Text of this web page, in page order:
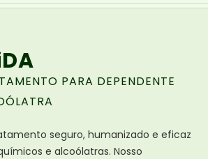
PARA DEPENDENTE
seguro, humanizado e eficaz
e alcoólatras. Nosso